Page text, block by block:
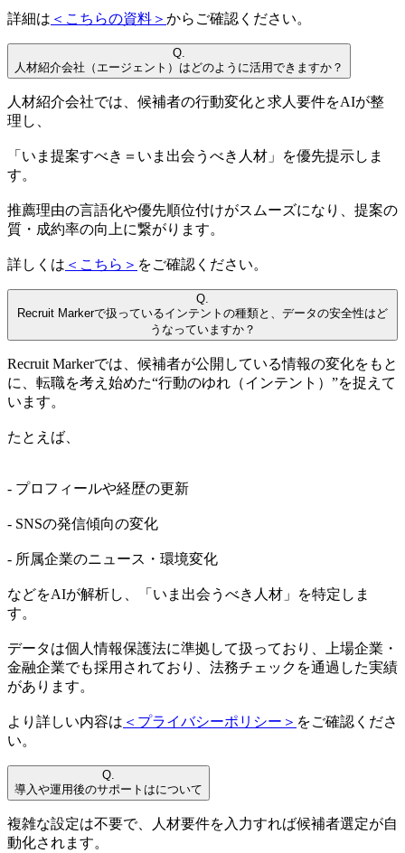
詳細は ＜こちらの資料＞ からご確認ください。
Q.
人材紹介会社（エージェント）はどのように活用できますか？
人材紹介会社では、候補者の行動変化と求人要件をAIが整
理し、
「いま提案すべき＝いま出会うべき人材」を優先提示しま
す。
推薦理由の言語化や優先順位付けがスムーズになり、提案の
質・成約率の向上に繋がります。
詳しくは ＜こちら＞ をご確認ください。
Q.
Recruit Markerで扱っているインテントの種類と、データの安全性はど
うなっていますか？
Recruit Markerでは、候補者が公開している情報の変化をもと
に、転職を考え始めた“行動のゆれ（インテント）”を捉えて
います。
たとえば、
- プロフィールや経歴の更新
- SNSの発信傾向の変化
- 所属企業のニュース・環境変化
などをAIが解析し、「いま出会うべき人材」を特定しま
す。
データは個人情報保護法に準拠して扱っており、上場企業・
金融企業でも採用されており、法務チェックを通過した実績
があります。
より詳しい内容は ＜プライバシーポリシー＞ をご確認くださ
い。
Q.
導入や運用後のサポートはについて
複雑な設定は不要で、人材要件を入力すれば候補者選定が自
動化されます。